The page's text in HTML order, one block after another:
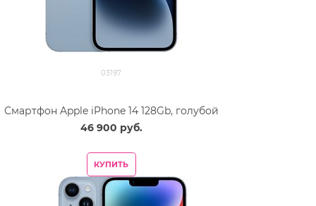
03197
Смартфон Apple iPhone 14 128Gb, голубой
46 900 руб.
КУПИТЬ